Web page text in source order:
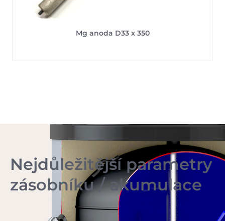
Mg anoda D33 x 350
Nejdůležitější parametry
zásobníku / akumulace